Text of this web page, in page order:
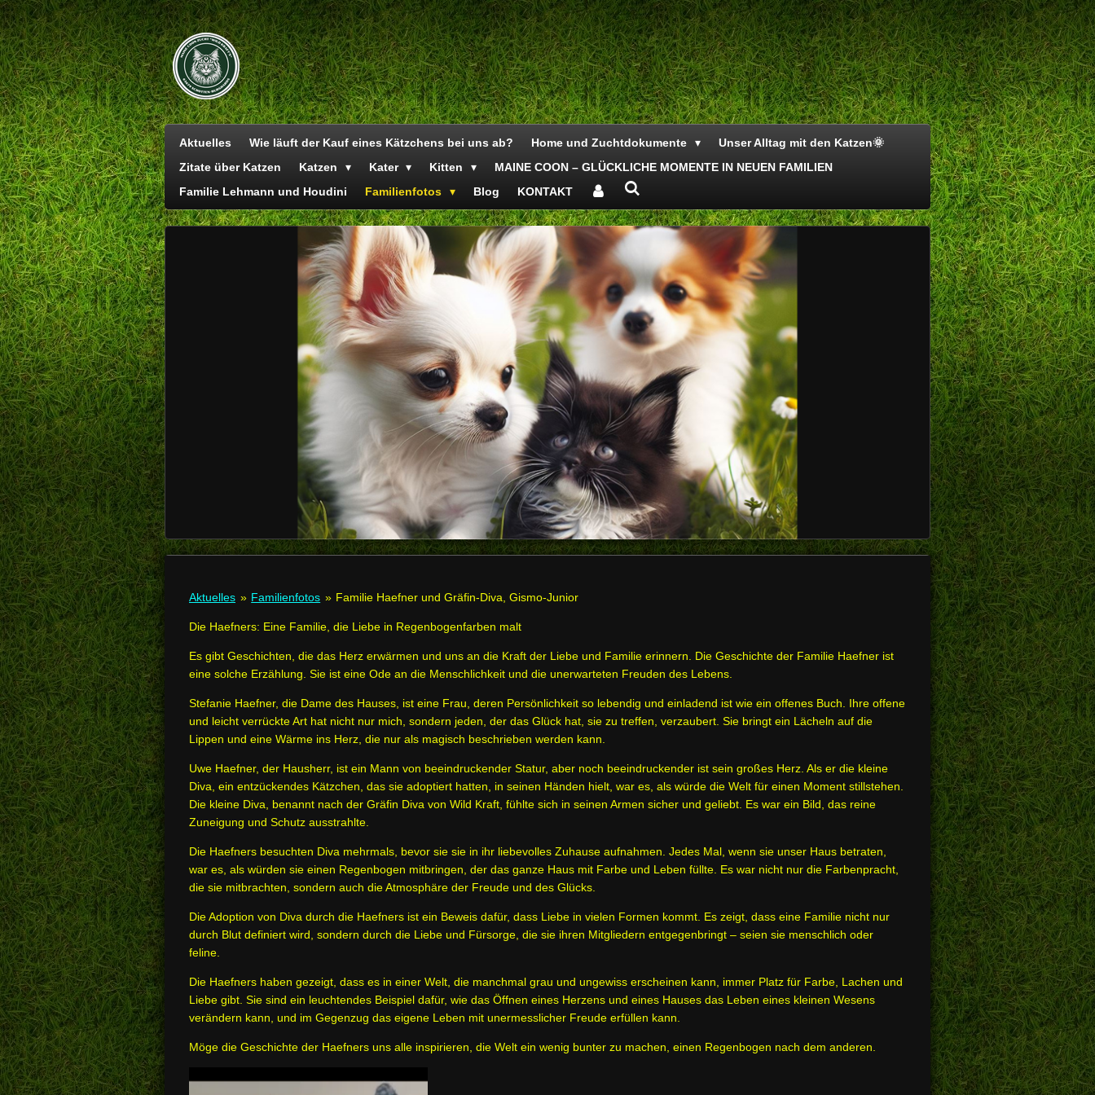
Zum
Hauptinhalt
springen
Aktuelles Wie läuft der Kauf eines Kätzchens bei uns ab? Home und Zuchtdokumente
Unser Alltag mit den Katzen🌞
Zitate über Katzen
Katzen Kater Kitten
MAINE COON – GLÜCKLICHE MOMENTE IN NEUEN FAMILIEN
Familie Lehmann und Houdini
Familienfotos Blog KONTAKT
Aktuelles » Familienfotos » Familie Haefner und Gräfin-Diva, Gismo-Junior
Die Haefners: Eine Familie, die Liebe in Regenbogenfarben malt
Es gibt Geschichten, die das Herz erwärmen und uns an die Kraft der Liebe und Familie erinnern. Die Geschichte der Familie Haefner ist
eine solche Erzählung. Sie ist eine Ode an die Menschlichkeit und die unerwarteten Freuden des Lebens.
Stefanie Haefner, die Dame des Hauses, ist eine Frau, deren Persönlichkeit so lebendig und einladend ist wie ein offenes Buch. Ihre offene
und leicht verrückte Art hat nicht nur mich, sondern jeden, der das Glück hat, sie zu treffen, verzaubert. Sie bringt ein Lächeln auf die
Lippen und eine Wärme ins Herz, die nur als magisch beschrieben werden kann.
Uwe Haefner, der Hausherr, ist ein Mann von beeindruckender Statur, aber noch beeindruckender ist sein großes Herz. Als er die kleine
Diva, ein entzückendes Kätzchen, das sie adoptiert hatten, in seinen Händen hielt, war es, als würde die Welt für einen Moment stillstehen.
Die kleine Diva, benannt nach der Gräfin Diva von Wild Kraft, fühlte sich in seinen Armen sicher und geliebt. Es war ein Bild, das reine
Zuneigung und Schutz ausstrahlte.
Die Haefners besuchten Diva mehrmals, bevor sie sie in ihr liebevolles Zuhause aufnahmen. Jedes Mal, wenn sie unser Haus betraten,
war es, als würden sie einen Regenbogen mitbringen, der das ganze Haus mit Farbe und Leben füllte. Es war nicht nur die Farbenpracht,
die sie mitbrachten, sondern auch die Atmosphäre der Freude und des Glücks.
Die Adoption von Diva durch die Haefners ist ein Beweis dafür, dass Liebe in vielen Formen kommt. Es zeigt, dass eine Familie nicht nur
durch Blut definiert wird, sondern durch die Liebe und Fürsorge, die sie ihren Mitgliedern entgegenbringt – seien sie menschlich oder
feline.
Die Haefners haben gezeigt, dass es in einer Welt, die manchmal grau und ungewiss erscheinen kann, immer Platz für Farbe, Lachen und
Liebe gibt. Sie sind ein leuchtendes Beispiel dafür, wie das Öffnen eines Herzens und eines Hauses das Leben eines kleinen Wesens
verändern kann, und im Gegenzug das eigene Leben mit unermesslicher Freude erfüllen kann.
Möge die Geschichte der Haefners uns alle inspirieren, die Welt ein wenig bunter zu machen, einen Regenbogen nach dem anderen.